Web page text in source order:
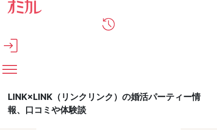
メインコンテンツへスキップ
LINK×LINK（リンクリンク）の婚活パーティー情
報、口コミや体験談